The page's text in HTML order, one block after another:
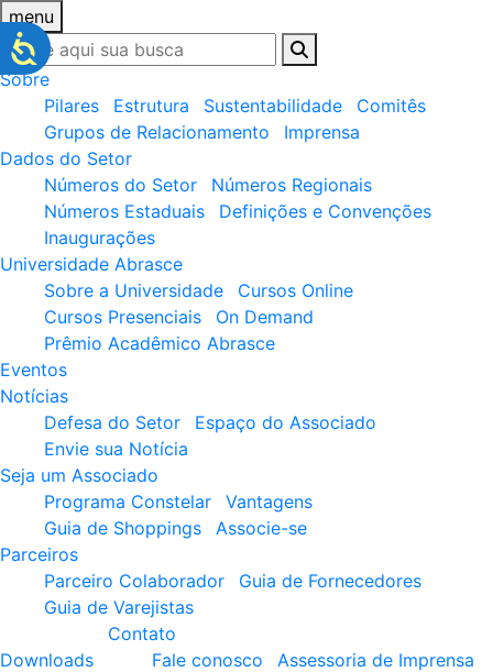
menu
Sobre
Pilares
Estrutura Sustentabilidade
Comitês
Grupos de Relacionamento
Imprensa
Dados do Setor
Números do Setor
Números Regionais
Números Estaduais
Definições e Convenções
Inaugurações
Universidade Abrasce
Sobre a Universidade
Cursos Online
Cursos Presenciais
On Demand
Prêmio Acadêmico Abrasce
Eventos
Notícias
Defesa do Setor
Espaço do Associado
Envie sua Notícia
Seja um Associado
Programa Constelar
Vantagens
Guia de Shoppings
Associe-se
Parceiros
Parceiro Colaborador
Guia de Fornecedores
Guia de Varejistas
Downloads
Contato
Fale conosco
Assessoria de Imprensa